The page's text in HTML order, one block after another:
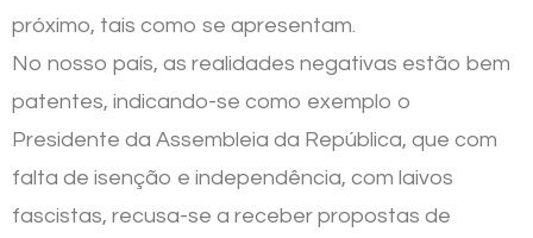
próximo, tais como se apresentam.
No nosso país, as realidades negativas estão bem
patentes, indicando-se como exemplo o
Presidente da Assembleia da República, que com
falta de isenção e independência, com laivos
fascistas, recusa-se a receber propostas de